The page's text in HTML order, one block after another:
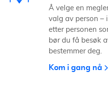
Å velge en
valg av person –
etter personen
bør du få besøk
bestemmer deg.
Kom i gang nå